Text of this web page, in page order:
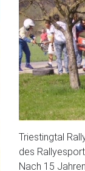
Triestingtal
des
Nach 15